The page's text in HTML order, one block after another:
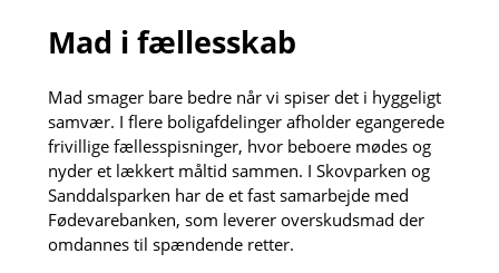
Mad i fællesskab
Mad smager bare bedre når vi spiser det i hyggeligt
samvær. I flere boligafdelinger afholder egangerede
frivillige fællesspisninger, hvor beboere mødes og
nyder et lækkert måltid sammen. I Skovparken og
Sanddalsparken har de et fast samarbejde med
Fødevarebanken, som leverer overskudsmad der
omdannes til spændende retter.